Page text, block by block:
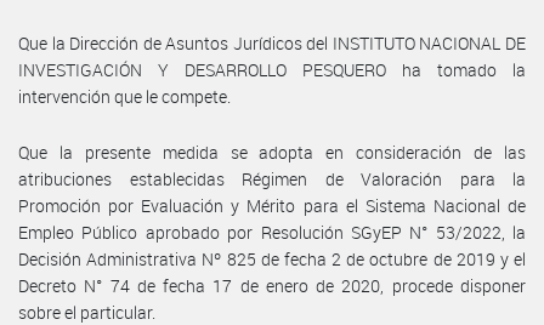
Que la Dirección de Asuntos Jurídicos del INSTITUTO NACIONAL DE
INVESTIGACIÓN Y DESARROLLO PESQUERO ha tomado la
intervención que le compete.
Que la presente medida se adopta en consideración de las
atribuciones establecidas Régimen de Valoración para la
Promoción por Evaluación y Mérito para el Sistema Nacional de
Empleo Público aprobado por Resolución SGyEP N° 53/2022, la
Decisión Administrativa Nº 825 de fecha 2 de octubre de 2019 y el
Decreto N° 74 de fecha 17 de enero de 2020, procede disponer
sobre el particular.